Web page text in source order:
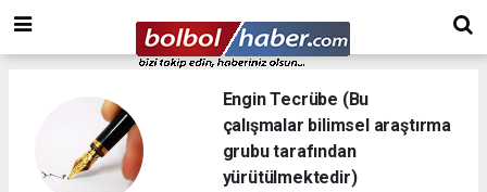
Engin Tecrübe (Bu
çalışmalar bilimsel araştırma
grubu tarafından
yürütülmektedir)